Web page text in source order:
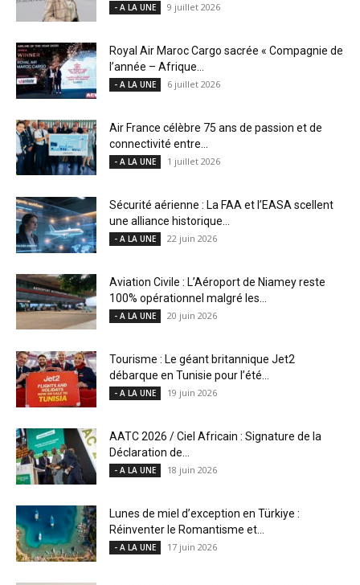
- A LA UNE 9 juillet 2026
Royal Air Maroc Cargo sacrée « Compagnie de
l’année – Afrique...
- A LA UNE 6 juillet 2026
Air France célèbre 75 ans de passion et de
connectivité entre...
- A LA UNE 1 juillet 2026
Sécurité aérienne : La FAA et l’EASA scellent
une alliance historique...
- A LA UNE 22 juin 2026
Aviation Civile : L’Aéroport de Niamey reste
100% opérationnel malgré les...
- A LA UNE 20 juin 2026
Tourisme : Le géant britannique Jet2
débarque en Tunisie pour l’été...
- A LA UNE 19 juin 2026
AATC 2026 / Ciel Africain : Signature de la
Déclaration de...
- A LA UNE 18 juin 2026
Lunes de miel d’exception en Türkiye :
Réinventer le Romantisme et...
- A LA UNE 17 juin 2026